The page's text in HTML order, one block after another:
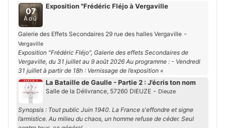
07
Aoû
Exposition "Frédéric Fléjo à Vergaville
Galerie des Effets Secondaires 29 rue des halles Vergaville -
Vergaville
Exposition "Frédéric Fléjo", Galerie des effets Secondaires de
Vergaville, du 31 juillet au 9 août 2026 Au programme : - Vendredi
31 juillet à partir de 18h : Vernissage de l’exposition «
07
Aoû
La Bataille de Gaulle - Partie 2 : J’écris ton nom
Salle de la Délivrance, 57260 DIEUZE - Dieuze
Synopsis : Tout public Juin 1940. La France s'effondre et signe
l’armistice. Au milieu du chaos, un homme refuse de céder. Seul